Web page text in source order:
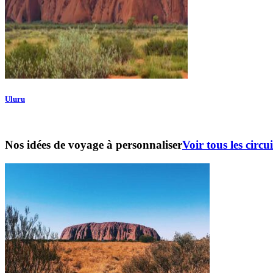
Uluru
Nos idées de voyage à personnaliserVoir tous les